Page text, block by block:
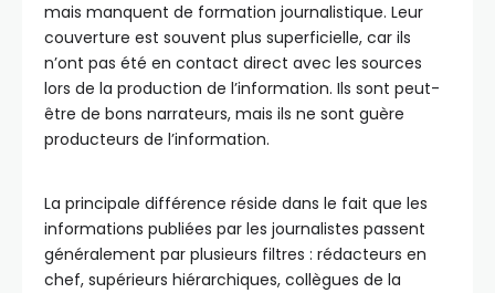
mais manquent de formation journalistique. Leur
couverture est souvent plus superficielle, car ils
n’ont pas été en contact direct avec les sources
lors de la production de l’information. Ils sont peut-
être de bons narrateurs, mais ils ne sont guère
producteurs de l’information.
La principale différence réside dans le fait que les
informations publiées par les journalistes passent
généralement par plusieurs filtres : rédacteurs en
chef, supérieurs hiérarchiques, collègues de la